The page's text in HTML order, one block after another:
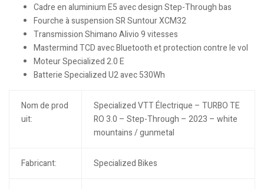
Cadre en aluminium E5 avec design Step-Through bas
Fourche à suspension SR Suntour XCM32
Transmission Shimano Alivio 9 vitesses
Mastermind TCD avec Bluetooth et protection contre le vol
Moteur Specialized 2.0 E
Batterie Specialized U2 avec 530Wh
Nom de prod
uit:
Specialized VTT Électrique – TURBO TE
RO 3.0 – Step-Through – 2023 – white
mountains / gunmetal
Fabricant: Specialized Bikes